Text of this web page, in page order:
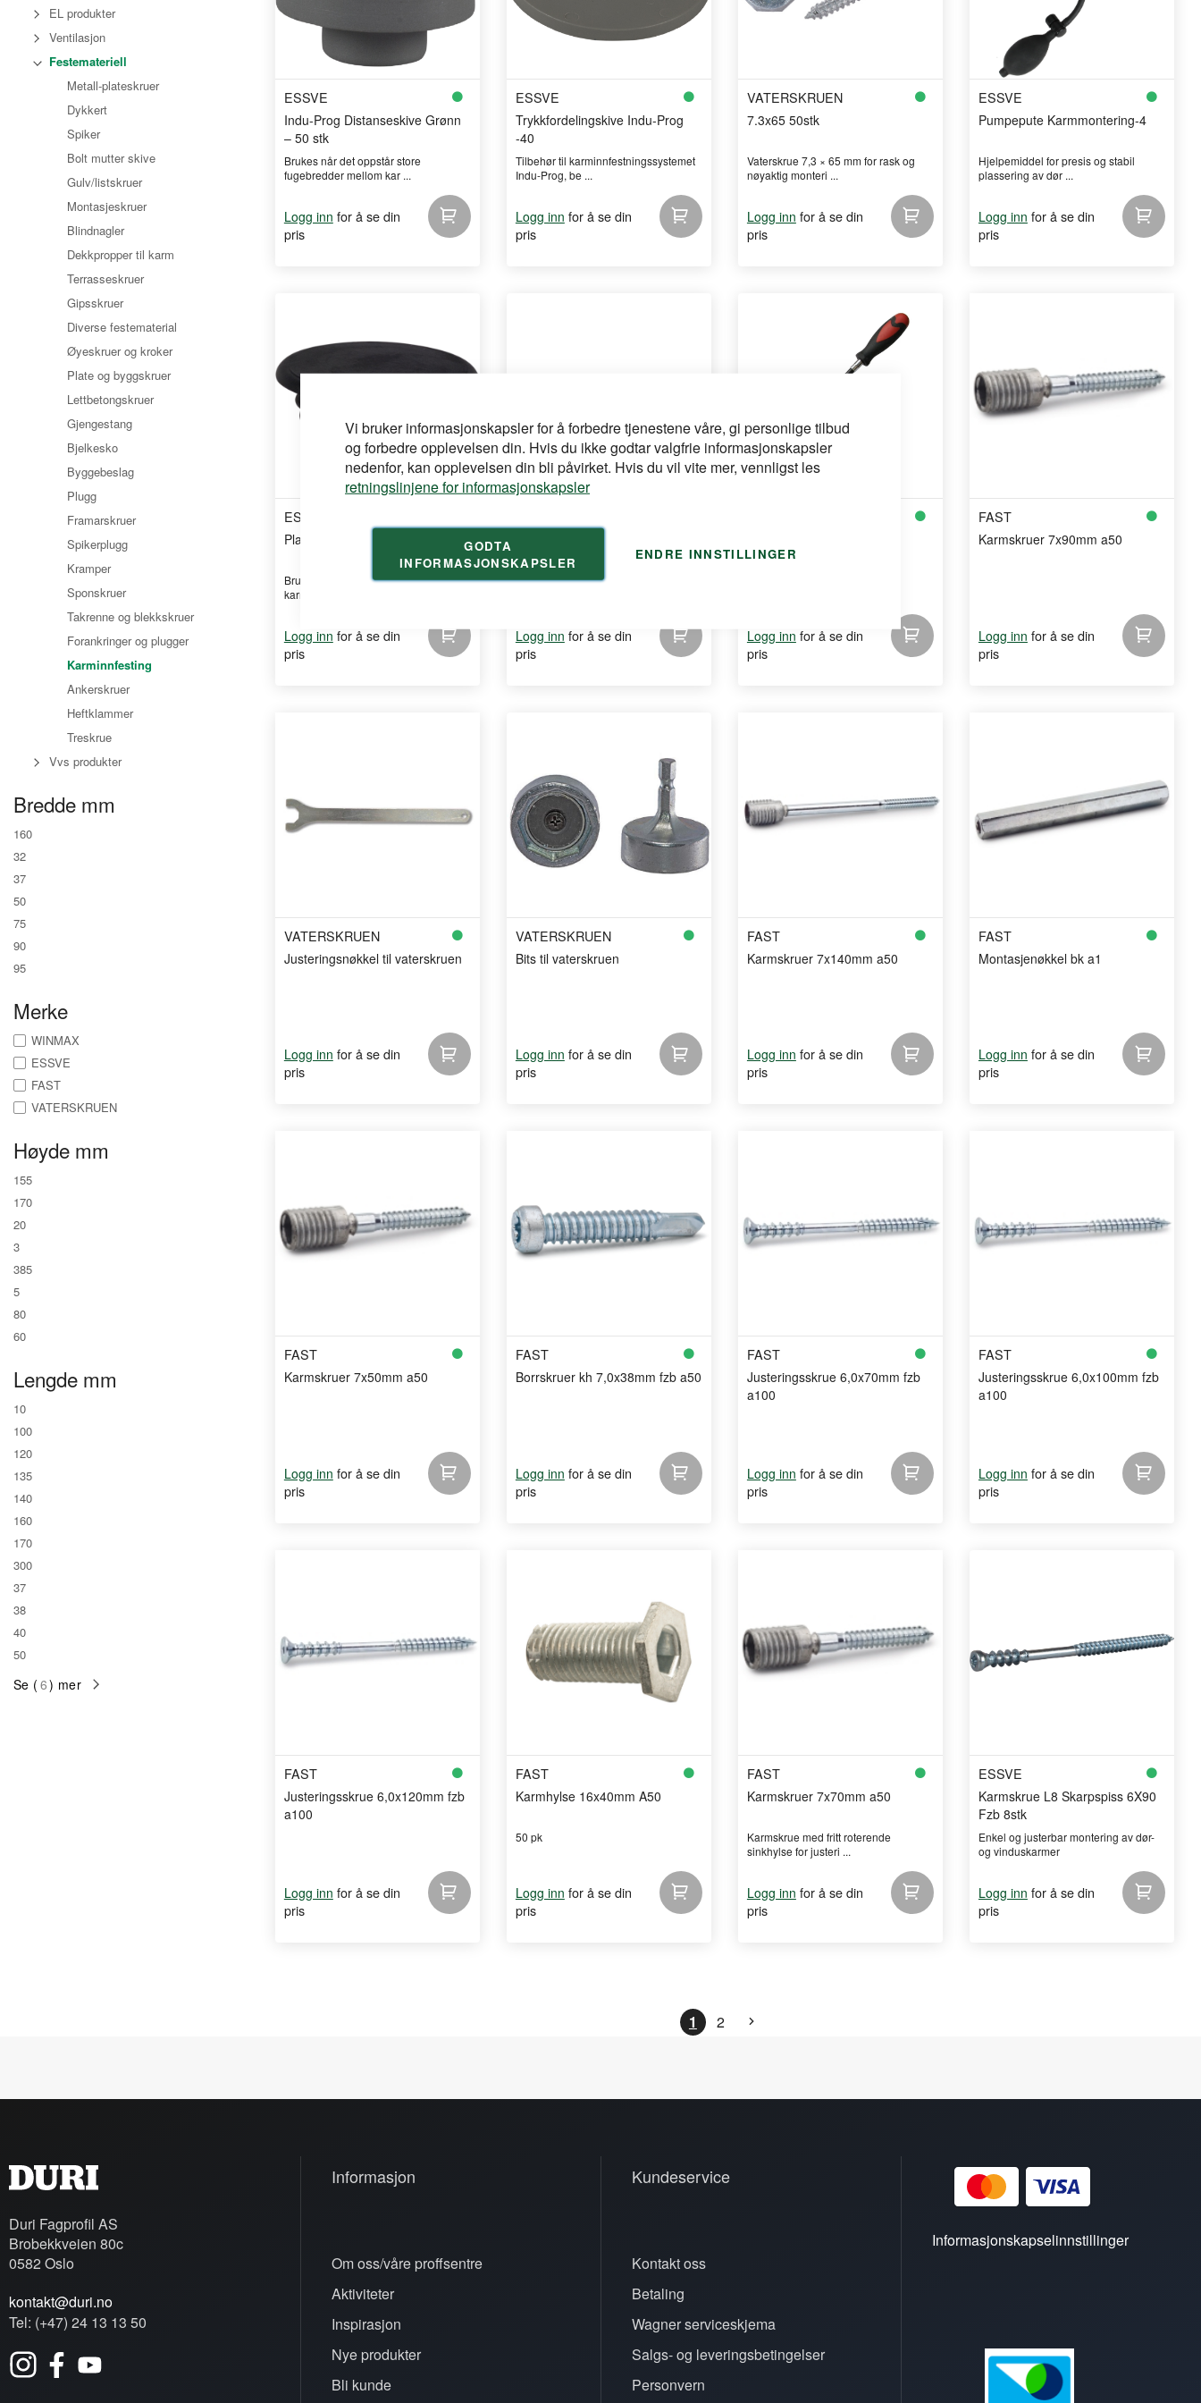
Vi bruker informasjonskapsler for å forbedre tjenestene våre, gi personlige tilbud
og forbedre opplevelsen din. Hvis du ikke godtar valgfrie informasjonskapsler
nedenfor, kan opplevelsen din bli påvirket. Hvis du vil vite mer, vennligst les
retningslinjene for informasjonskapsler
GODTA
INFORMASJONSKAPSLER
ENDRE INNSTILLINGER
ESSVE
Indu-Prog Distanseskive Grønn
– 50 stk
Brukes når det oppstår store
fugebredder mellom kar ...
Logg inn for å se din
pris
ESSVE
Trykkfordelingskive Indu-Prog
-40
Tilbehør til karminnfestningssystemet
Indu-Prog, be ...
Logg inn for å se din
pris
VATERSKRUEN
7.3x65 50stk
Vaterskrue 7,3 × 65 mm for rask og
nøyaktig monteri ...
Logg inn for å se din
pris
ESSVE
Pumpepute Karmmontering-4
Hjelpemiddel for presis og stabil
plassering av dør ...
Logg inn for å se din
pris
ESSVE
Plastlokk 14-19 mm Svart-200
Brukes til å dekke synlige
karmskruehull etter mont ...
Logg inn for å se din
pris
Logg inn for å se din
pris
Logg inn for å se din
pris
FAST
Karmskruer 7x90mm a50
Logg inn for å se din
pris
VATERSKRUEN
Justeringsnøkkel til vaterskruen
Logg inn for å se din
pris
VATERSKRUEN
Bits til vaterskruen
Logg inn for å se din
pris
FAST
Karmskruer 7x140mm a50
Logg inn for å se din
pris
FAST
Montasjenøkkel bk a1
Logg inn for å se din
pris
FAST
Karmskruer 7x50mm a50
Logg inn for å se din
pris
FAST
Borrskruer kh 7,0x38mm fzb a50
Logg inn for å se din
pris
FAST
Justeringsskrue 6,0x70mm fzb
a100
Logg inn for å se din
pris
FAST
Justeringsskrue 6,0x100mm fzb
a100
Logg inn for å se din
pris
FAST
Justeringsskrue 6,0x120mm fzb
a100
Logg inn for å se din
pris
FAST
Karmhylse 16x40mm A50
50 pk
Logg inn for å se din
pris
FAST
Karmskruer 7x70mm a50
Karmskrue med fritt roterende
sinkhylse for justeri ...
Logg inn for å se din
pris
ESSVE
Karmskrue L8 Skarpspiss 6X90
Fzb 8stk
Enkel og justerbar montering av dør-
og vinduskarmer
Logg inn for å se din
pris
1 2
EL produkter
Ventilasjon
Festemateriell
Metall-plateskruer
Dykkert
Spiker
Bolt mutter skive
Gulv/listskruer
Montasjeskruer
Blindnagler
Dekkpropper til karm
Terrasseskruer
Gipsskruer
Diverse festematerial
Øyeskruer og kroker
Plate og byggskruer
Lettbetongskruer
Gjengestang
Bjelkesko
Byggebeslag
Plugg
Framarskruer
Spikerplugg
Kramper
Sponskruer
Takrenne og blekkskruer
Forankringer og plugger
Karminnfesting
Ankerskruer
Heftklammer
Treskrue
Vvs produkter
Bredde mm
160
32
37
50
75
90
95
Merke
WINMAX
ESSVE
FAST
VATERSKRUEN
Høyde mm
155
170
20
3
385
5
80
60
Lengde mm
10
100
120
135
140
160
170
300
37
38
40
50
Se ( 6) mer
Duri Fagprofil AS
Brobekkveien 80c
0582 Oslo
kontakt@duri.no
Tel: (+47) 24 13 13 50
Informasjon
Om oss/våre proffsentre
Aktiviteter
Inspirasjon
Nye produkter
Bli kunde
Kundeservice
Kontakt oss
Betaling
Wagner serviceskjema
Salgs- og leveringsbetingelser
Personvern
Informasjonskapselinnstillinger